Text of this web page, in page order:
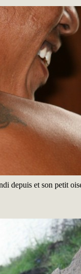
depuis et son petit